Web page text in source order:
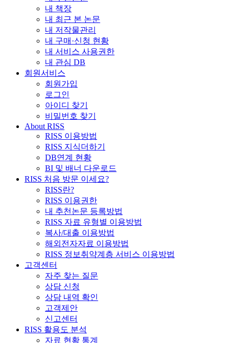
내 책장
내 최근 본 논문
내 저작물관리
내 구매·신청 현황
내 서비스 사용권한
내 관심 DB
회원서비스
회원가입
로그인
아이디 찾기
비밀번호 찾기
About RISS
RISS 이용방법
RISS 지식더하기
DB연계 현황
BI 및 배너 다운로드
RISS 처음 방문 이세요?
RISS란?
RISS 이용권한
내 추천논문 등록방법
RISS 자료 유형별 이용방법
복사/대출 이용방법
해외전자자료 이용방법
RISS 정보취약계층 서비스 이용방법
고객센터
자주 찾는 질문
상담 신청
상담 내역 확인
고객제안
신고센터
RISS 활용도 분석
자료 현황 통계